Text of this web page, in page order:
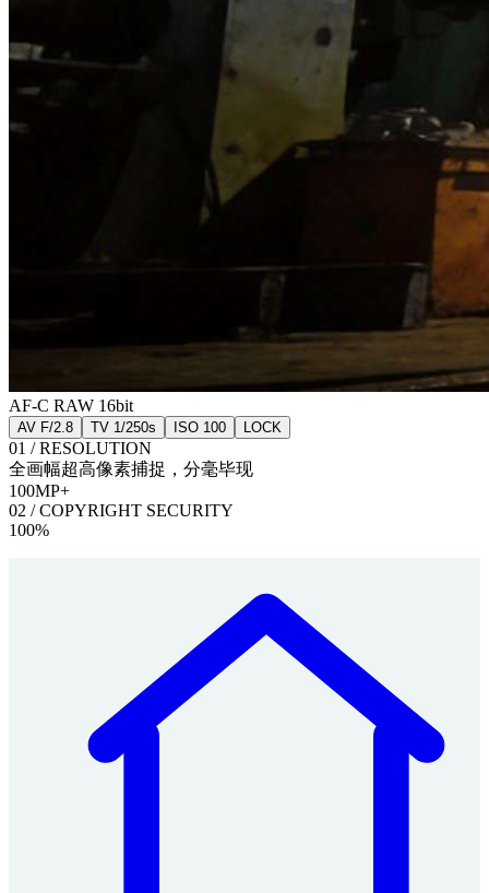
AF-C RAW 16bit
AV F/2.8 TV 1/250s ISO 100 LOCK
01 / RESOLUTION
全画幅超高像素捕捉，分毫毕现
100MP+
02 / COPYRIGHT SECURITY
100%